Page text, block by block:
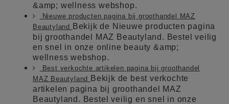
&amp; wellness webshop.
Nieuwe producten pagina bij groothandel MAZ
Beautyland
Bekijk de Nieuwe producten pagina
bij groothandel MAZ Beautyland. Bestel veilig
en snel in onze online beauty &amp;
wellness webshop.
Best verkochte artikelen pagina bij groothandel
MAZ Beautyland
Bekijk de best verkochte
artikelen pagina bij groothandel MAZ
Beautyland. Bestel veilig en snel in onze